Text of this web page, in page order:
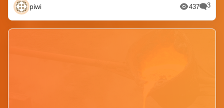
piwi 437 3